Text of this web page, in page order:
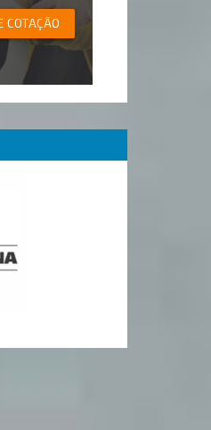
COTAÇÃO